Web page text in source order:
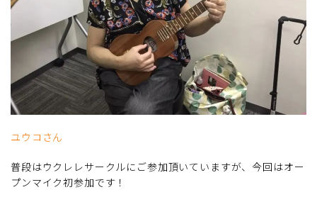
ユウコさん
普段はウクレレサークルにご参加頂いていますが、今回はオー
プンマイク初参加です！